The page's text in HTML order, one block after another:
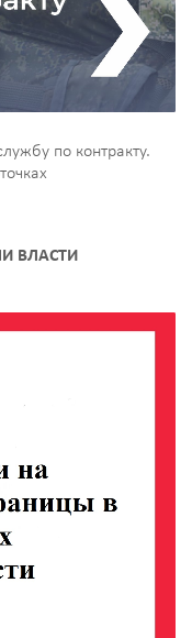
по контракту.
ВЛАСТИ